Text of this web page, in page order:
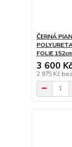
ČERNÁ
FOLIE
3 600 Kč
2 975 Kč